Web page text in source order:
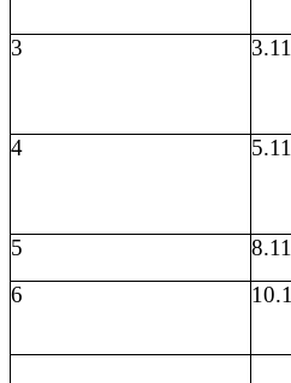
3
3.11
4
5.11
5
8.11
6